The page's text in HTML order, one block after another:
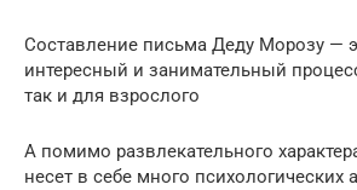
Составление письма Деду Морозу —
интересный и занимательный
так и для взрослого
А помимо развлекательного
несет в себе много психологических